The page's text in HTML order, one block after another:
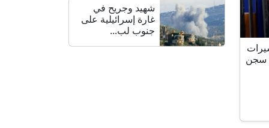
يحتجز 3 أسيرات
سجن
شهيد وجريح في
غارة إسرائيلية على
جنوب لب...